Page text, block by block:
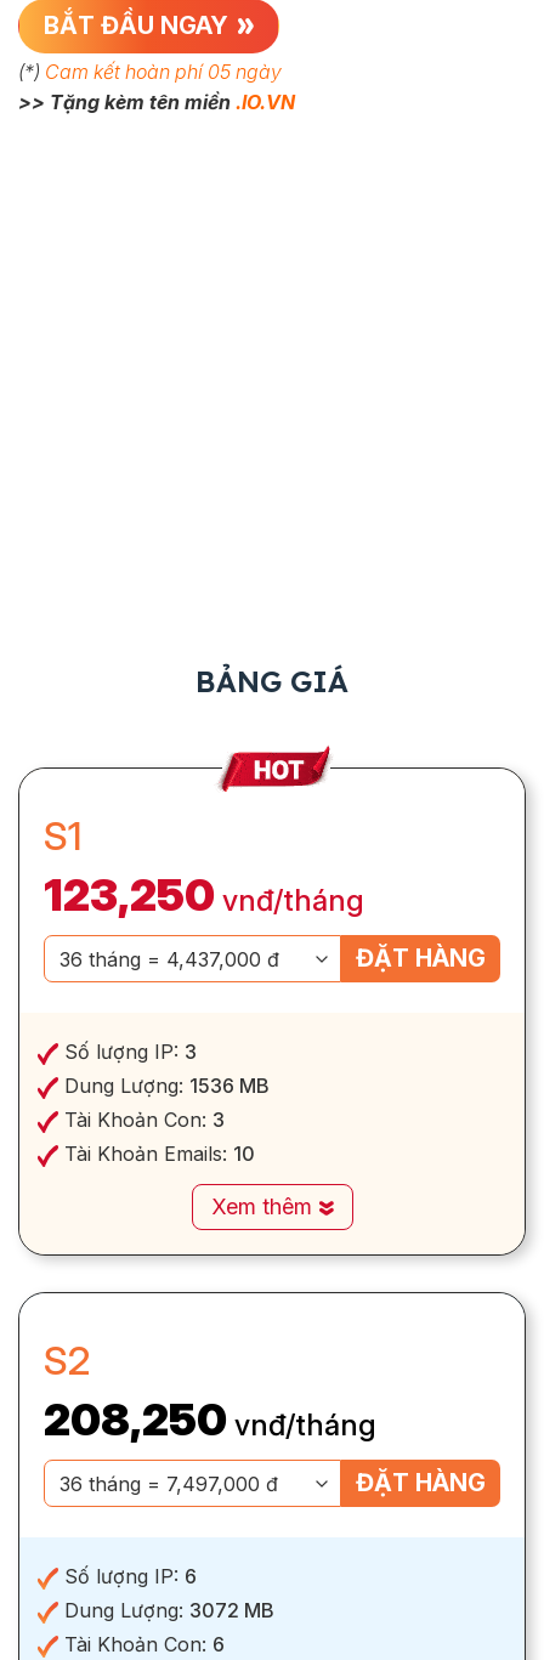
BẮT ĐẦU NGAY
(*) Cam kết hoàn phí 05 ngày
>> Tặng kèm tên miền .IO.VN
BẢNG GIÁ
S1
123,250 vnđ/tháng
ĐẶT HÀNG
Số lượng IP: 3
Dung Lượng: 1536 MB
Tài Khoản Con: 3
Tài Khoản Emails: 10
Xem thêm
S2
208,250 vnđ/tháng
ĐẶT HÀNG
Số lượng IP: 6
Dung Lượng: 3072 MB
Tài Khoản Con: 6